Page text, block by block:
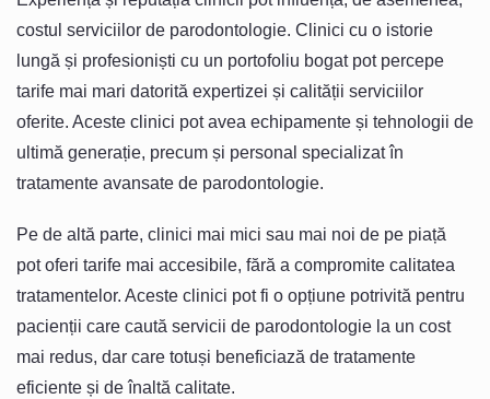
costul serviciilor de parodontologie. Clinici cu o istorie
lungă și profesioniști cu un portofoliu bogat pot percepe
tarife mai mari datorită expertizei și calității serviciilor
oferite. Aceste clinici pot avea echipamente și tehnologii de
ultimă generație, precum și personal specializat în
tratamente avansate de parodontologie.
Pe de altă parte, clinici mai mici sau mai noi de pe piață
pot oferi tarife mai accesibile, fără a compromite calitatea
tratamentelor. Aceste clinici pot fi o opțiune potrivită pentru
pacienții care caută servicii de parodontologie la un cost
mai redus, dar care totuși beneficiază de tratamente
eficiente și de înaltă calitate.